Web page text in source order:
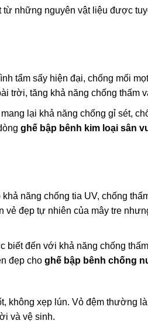
những nguyên vật liệu được
tẩm sấy hiện đại, chống mối
trời, tăng khả năng chống thấm
lại khả năng chống gỉ sét,
ghế bập bênh kim loại sân
năng chống tia UV, chống
vẻ đẹp tự nhiên của mây tre
biết đến với khả năng chống
đẹp cho ghế bập bênh chống
không xẹp lún. Vỏ đệm thường
và vệ sinh.